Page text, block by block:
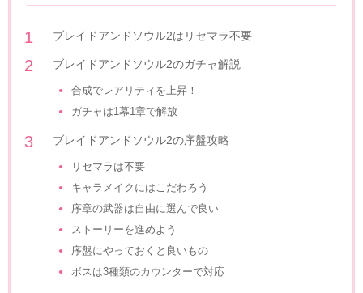
ブレイドアンドソウル2はリセマラ不要
ブレイドアンドソウル2のガチャ解説
合成でレアリティを上昇！
ガチャは1幕1章で解放
ブレイドアンドソウル2の序盤攻略
リセマラは不要
キャラメイクにはこだわろう
序章の武器は自由に選んで良い
ストーリーを進めよう
序盤にやっておくと良いもの
ボスは3種類のカウンターで対応